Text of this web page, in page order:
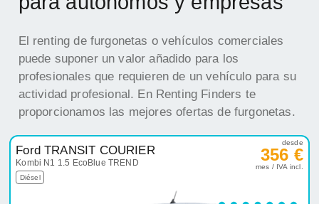
El renting de furgonetas o vehículos comerciales
puede suponer un valor añadido para los
profesionales que requieren de un vehículo para su
actividad profesional. En Renting Finders te
proporcionamos las mejores ofertas de furgonetas.
Ford TRANSIT COURIER
Kombi N1 1.5 EcoBlue TREND
Diésel
desde
356 €
mes / IVA incl.